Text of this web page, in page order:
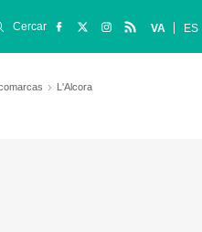
Cercar VA ES
L'Alcora